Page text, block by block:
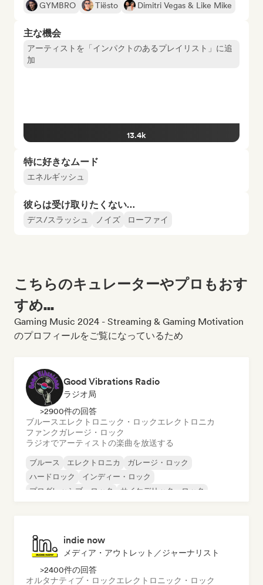
GYMBRO Tiësto Dimitri Vegas & Like Mike
主な機会
アーティストを「インパクトのあるプレイリスト」に追
加
13.4k
特に好きなムード
エネルギッシュ
彼らは受け取りたくない…
デス/スラッシュ ノイズ ローファイ
こちらのキュレーターやプロもおす
すめ...
Gaming Music 2024 - Streaming & Gaming Motivation
のプロフィールをご覧になっているため
Good Vibrations Radio
ラジオ局
>2900件の回答
ブルースエレクトロニック・ロックエレクトロニカ
ファンクガレージ・ロック
ラジオでアーティストの楽曲を放送する
ブルース エレクトロニカ
ガレージ・ロック
ハードロック
インディー・ロック
プログレッシブ・ロック
サイケデリック・ロック
indie now
メディア・アウトレット／ジャーナリスト
>2400件の回答
オルタナティブ・ロックエレクトロニック・ロック